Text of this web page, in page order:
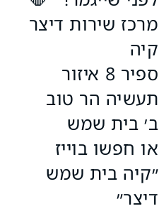
מרכז שירות דיצר
קיה
ספיר 8 איזור
תעשיה הר טוב
ב׳ בית שמש
או חפשו בוייז
״קיה בית שמש
דיצר״